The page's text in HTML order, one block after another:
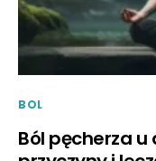
BOL
Ból pęcherza